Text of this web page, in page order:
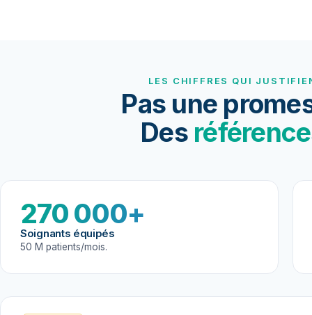
LES CHIFFRES QUI
Pas une
Des
270 000+
Soignants équipés
50 M patients/mois.